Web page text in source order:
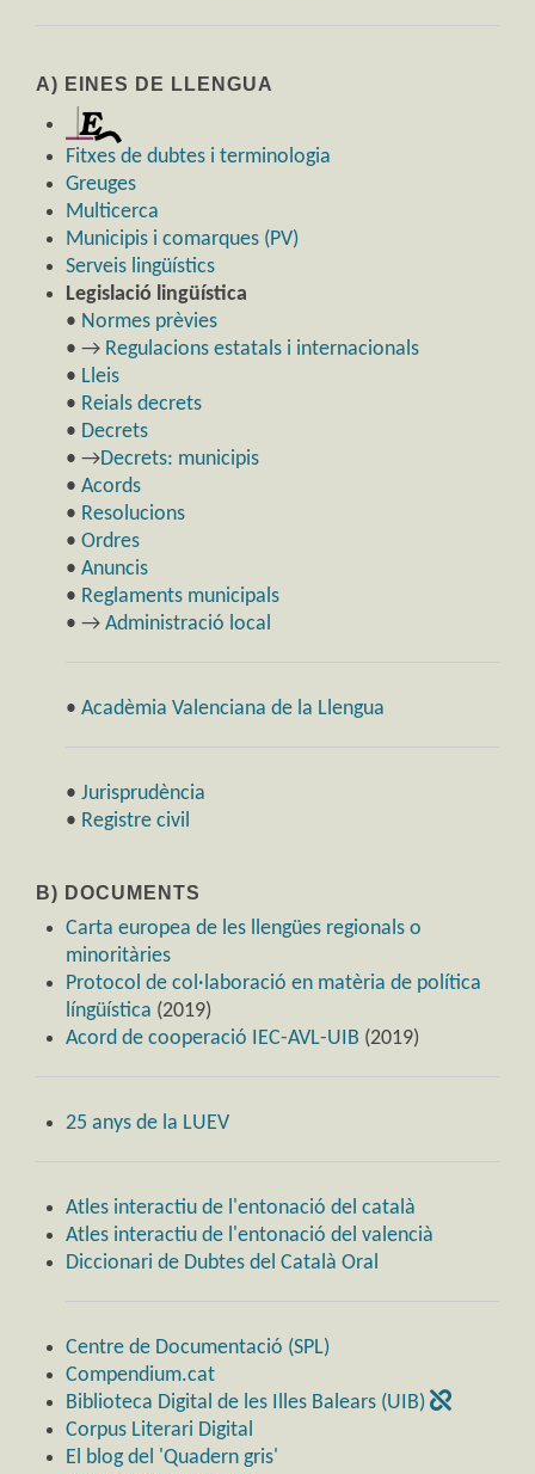
A) EINES DE LLENGUA
Fitxes de dubtes i terminologia
Greuges
Multicerca
Municipis i comarques (PV)
Serveis lingüístics
Legislació lingüística
• Normes prèvies
• → Regulacions estatals i internacionals
• Lleis
• Reials decrets
• Decrets
• →Decrets: municipis
• Acords
• Resolucions
• Ordres
• Anuncis
• Reglaments municipals
• → Administració local
• Acadèmia Valenciana de la Llengua
• Jurisprudència
• Registre civil
B) DOCUMENTS
Carta europea de les llengües regionals o
minoritàries
Protocol de col·laboració en matèria de política
língüística (2019)
Acord de cooperació IEC-AVL-UIB (2019)
25 anys de la LUEV
Atles interactiu de l'entonació del català
Atles interactiu de l'entonació del valencià
Diccionari de Dubtes del Català Oral
Centre de Documentació (SPL)
Compendium.cat
Biblioteca Digital de les Illes Balears (UIB)
Corpus Literari Digital
El blog del 'Quadern gris'